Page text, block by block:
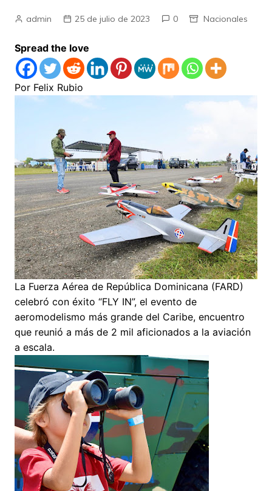
admin 25 de julio de 2023 0 Nacionales
Spread the love
Por Felix Rubio
La Fuerza Aérea de República Dominicana (FARD)
celebró con éxito “FLY IN”, el evento de
aeromodelismo más grande del Caribe, encuentro
que reunió a más de 2 mil aficionados a la aviación
a escala.